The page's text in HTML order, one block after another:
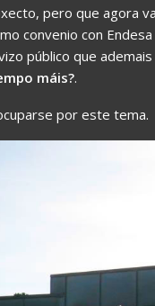
pero que agora
convenio con Endesa
público que
máis?.
por este tema.